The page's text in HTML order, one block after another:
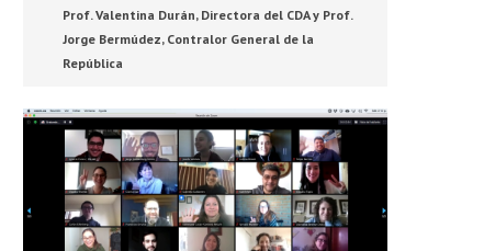
Prof. Valentina Durán, Directora del CDA y Prof.
Jorge Bermúdez, Contralor General de la
República